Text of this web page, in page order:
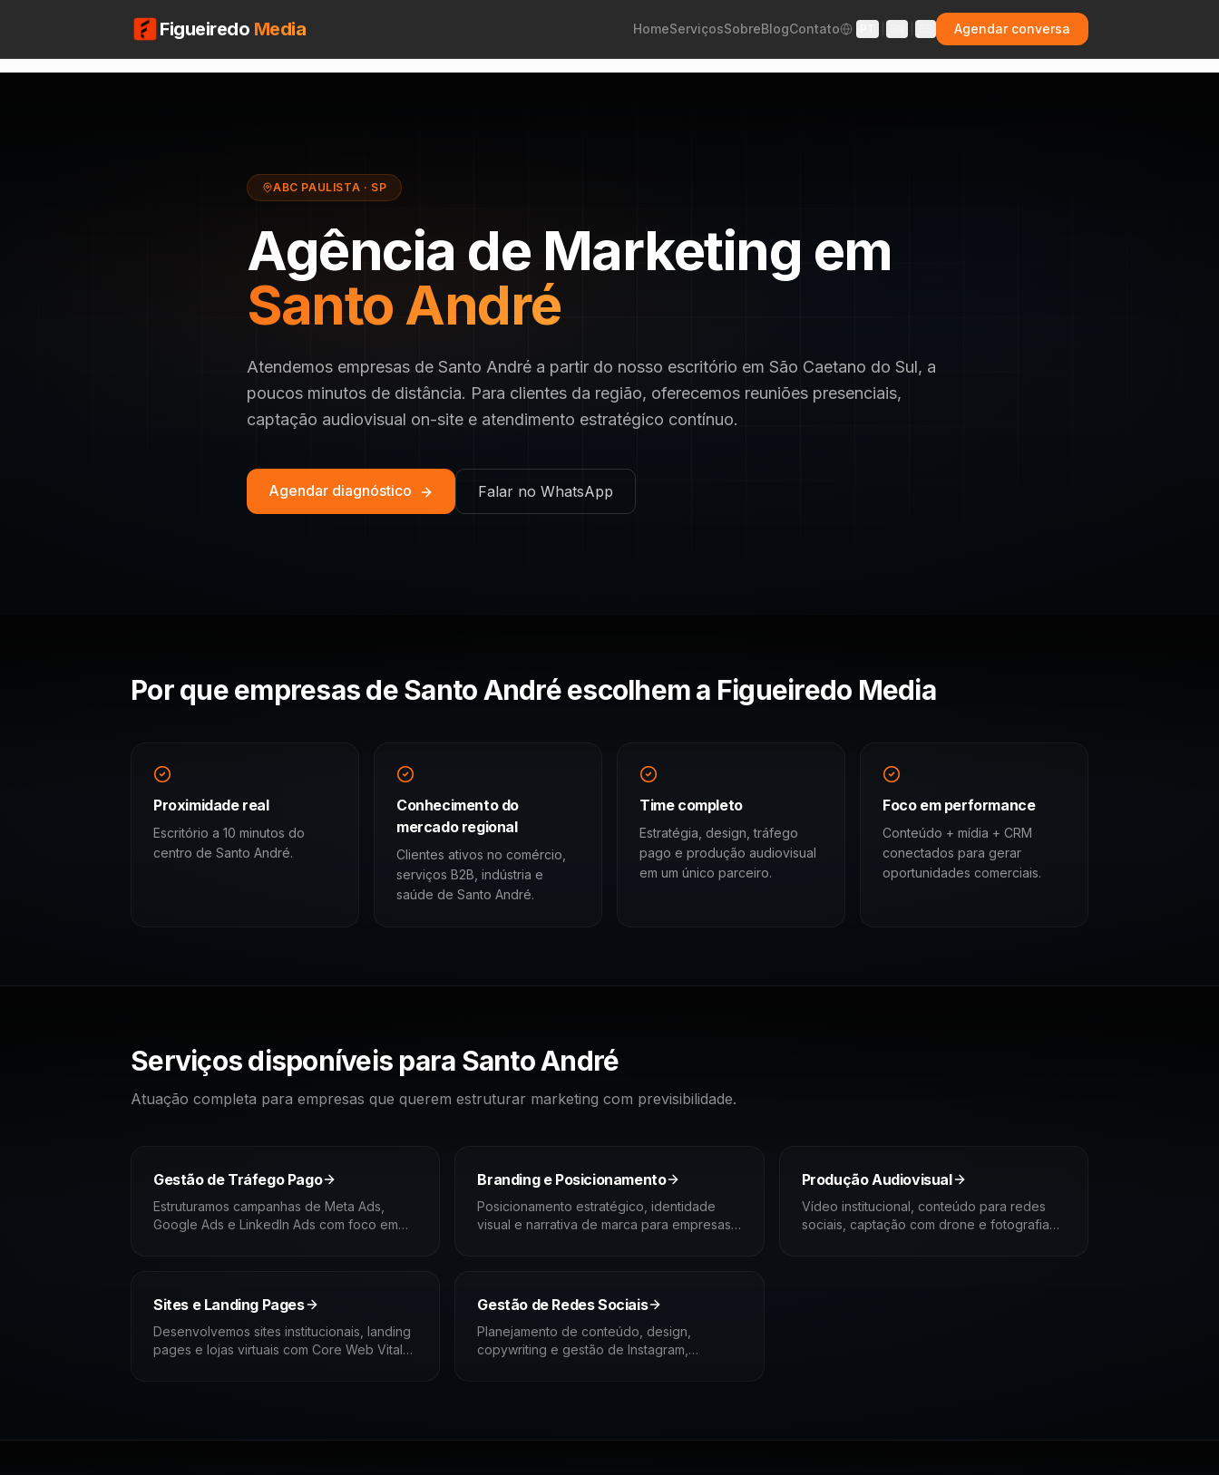
Figueiredo Media HomeServiçosSobreBlogContato Agendar conversa
ABC PAULISTA · SP
Agência de Marketing em
Santo André
Atendemos empresas de Santo André a partir do nosso escritório em São Caetano do Sul, a
poucos minutos de distância. Para clientes da região, oferecemos reuniões presenciais,
captação audiovisual on-site e atendimento estratégico contínuo.
Agendar diagnóstico Falar no WhatsApp
Por que empresas deSanto Andréescolhem a Figueiredo Media
Proximidade real
Escritório a 10 minutos do
centro de Santo André.
Conhecimento do
mercado regional
Clientes ativos no comércio,
serviços B2B, indústria e
saúde de Santo André.
Time completo
Estratégia, design, tráfego
pago e produção audiovisual
em um único parceiro.
Foco em performance
Conteúdo + mídia + CRM
conectados para gerar
oportunidades comerciais.
Serviços disponíveis para Santo André
Atuação completa para empresas que querem estruturar marketing com previsibilidade.
Gestão de Tráfego Pago
Estruturamos campanhas de Meta Ads,
Google Ads e LinkedIn Ads com foco em
qualquer botão.
Branding e Posicionamento
Posicionamento estratégico, identidade
visual e narrativa de marca para empresas
Produção Audiovisual
Vídeo institucional, conteúdo para redes
sociais, captação com drone e fotografia
Sites e Landing Pages
Desenvolvemos sites institucionais, landing
pages e lojas virtuais com Core Web Vitals
Gestão de Redes Sociais
Planejamento de conteúdo, design,
copywriting e gestão de Instagram,